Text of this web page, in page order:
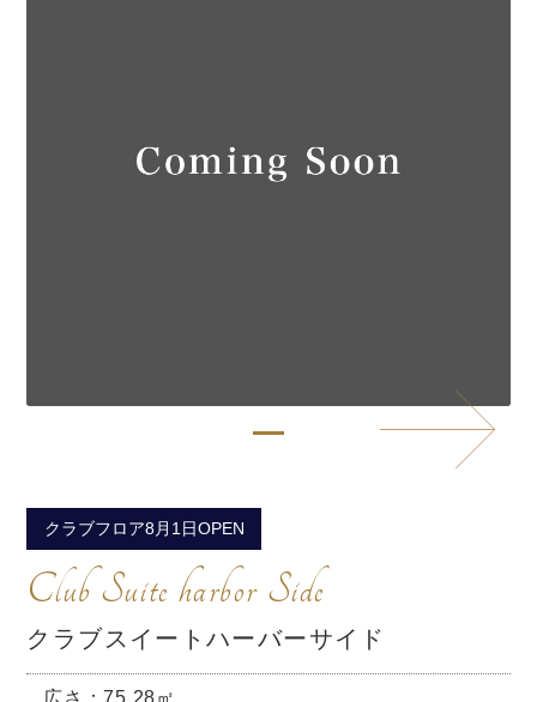
クラブフロア8月1日OPEN
Club Suite harbor Side
クラブスイートハーバーサイド